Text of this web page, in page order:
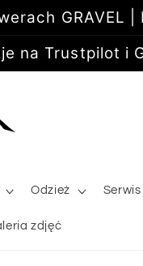
GRAVEL
na Trustpilot i
Odzież
zdjęć